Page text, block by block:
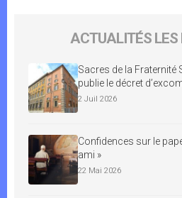
ACTUALITÉS LES
Sacres de la Fraternité
publie le décret
2 Juil 2026
Confidences sur le
ami »
22 Mai 2026